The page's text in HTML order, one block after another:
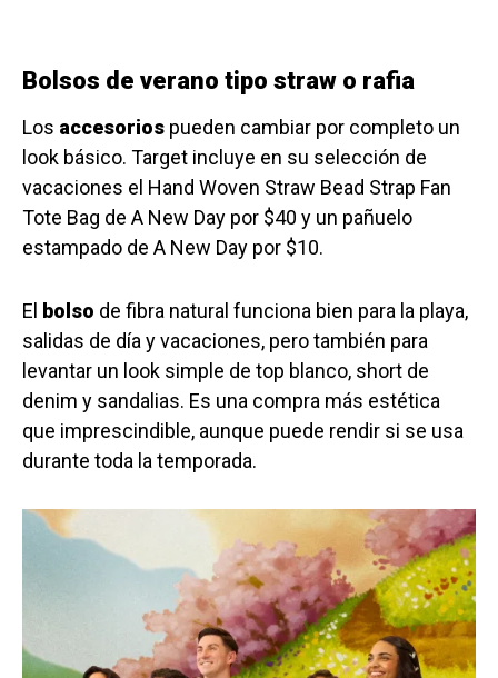
Bolsos de verano tipo straw o rafia
Los accesorios pueden cambiar por completo un
look básico. Target incluye en su selección de
vacaciones el Hand Woven Straw Bead Strap Fan
Tote Bag de A New Day por $40 y un pañuelo
estampado de A New Day por $10.
El bolso de fibra natural funciona bien para la playa,
salidas de día y vacaciones, pero también para
levantar un look simple de top blanco, short de
denim y sandalias. Es una compra más estética
que imprescindible, aunque puede rendir si se usa
durante toda la temporada.